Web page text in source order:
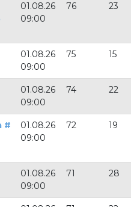
01.08.26
09:00
76 23
01.08.26
09:00
75 15
01.08.26
09:00
74 22
#
01.08.26
09:00
72 19
01.08.26
09:00
71 28